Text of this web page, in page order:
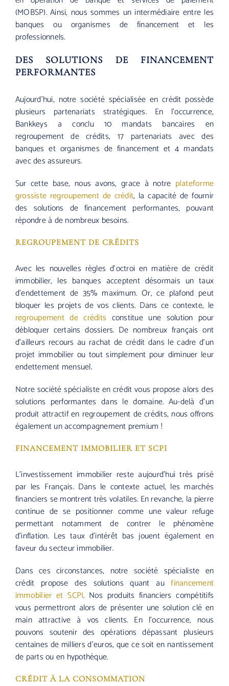
(MOBSP). Ainsi, nous sommes un intermédiaire entre les
banques ou organismes de financement et les
professionnels.
DES SOLUTIONS DE FINANCEMENT
PERFORMANTES
Aujourd’hui, notre société spécialisée en crédit possède
plusieurs partenariats stratégiques. En l’occurrence,
Bankkeys a conclu 10 mandats bancaires en
regroupement de crédits, 17 partenariats avec des
banques et organismes de financement et 4 mandats
avec des assureurs.
Sur cette base, nous avons, grace à notre plateforme
grossiste regroupement de crédit, la capacité de fournir
des solutions de financement performantes, pouvant
répondre à de nombreux besoins.
REGROUPEMENT DE CRÉDITS
Avec les nouvelles règles d’octroi en matière de crédit
immobilier, les banques acceptent désormais un taux
d’endettement de 35% maximum. Or, ce plafond peut
bloquer les projets de vos clients. Dans ce contexte, le
regroupement de crédits constitue une solution pour
débloquer certains dossiers. De nombreux français ont
d’ailleurs recours au rachat de crédit dans le cadre d’un
projet immobilier ou tout simplement pour diminuer leur
endettement mensuel.
Notre société spécialiste en crédit vous propose alors des
solutions performantes dans le domaine. Au-delà d’un
produit attractif en regroupement de crédits, nous offrons
également un accompagnement premium !
FINANCEMENT IMMOBILIER ET SCPI
L’investissement immobilier reste aujourd’hui très prisé
par les Français. Dans le contexte actuel, les marchés
financiers se montrent très volatiles. En revanche, la pierre
continue de se positionner comme une valeur refuge
permettant notamment de contrer le phénomène
d’inflation. Les taux d’intérêt bas jouent également en
faveur du secteur immobilier.
Dans ces circonstances, notre société spécialiste en
crédit propose des solutions quant aufinancement
immobilier et SCPI. Nos produits financiers compétitifs
vous permettront alors de présenter une solution clé en
main attractive à vos clients. En l’occurrence, nous
pouvons soutenir des opérations dépassant plusieurs
centaines de milliers d’euros, que ce soit en nantissement
de parts ou en hypothèque.
CRÉDIT À LA CONSOMMATION